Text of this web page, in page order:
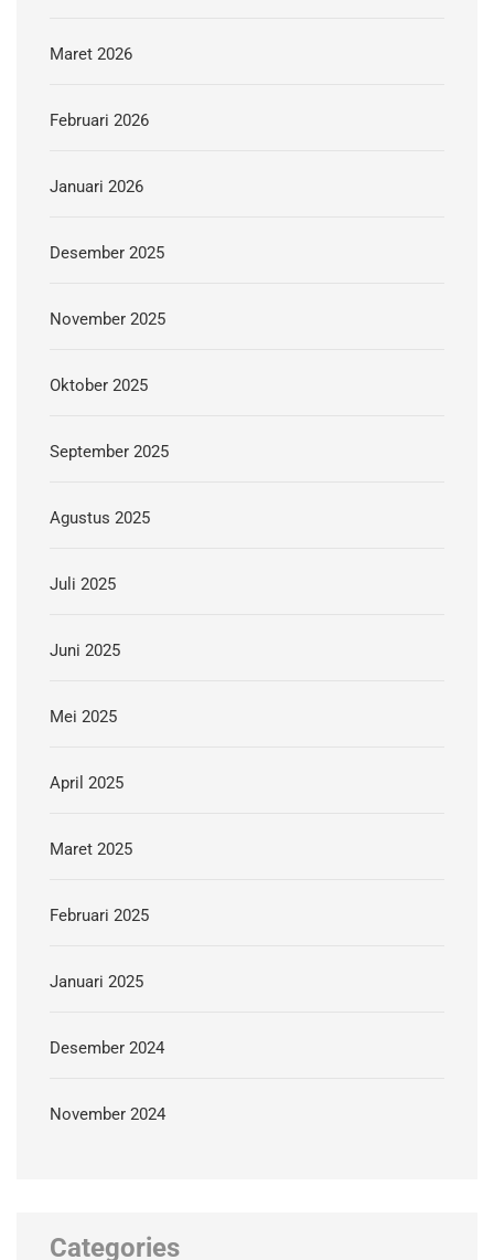
Maret 2026
Februari 2026
Januari 2026
Desember 2025
November 2025
Oktober 2025
September 2025
Agustus 2025
Juli 2025
Juni 2025
Mei 2025
April 2025
Maret 2025
Februari 2025
Januari 2025
Desember 2024
November 2024
Categories